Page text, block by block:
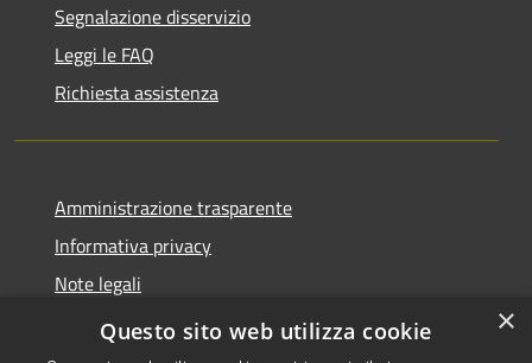
Segnalazione disservizio
Leggi le FAQ
Richiesta assistenza
Amministrazione trasparente
Informativa privacy
Note legali
Dichiarazione di accessibilità
×
Questo sito web utilizza cookie